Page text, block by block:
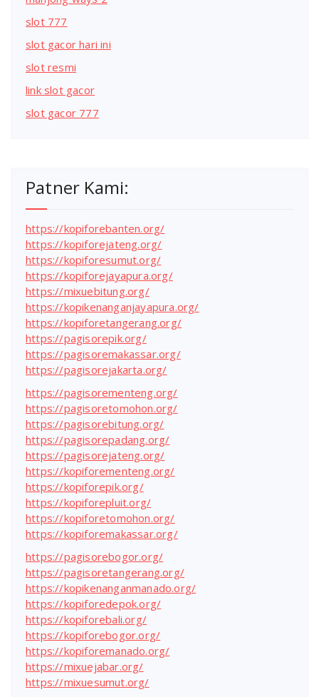
slot 777
slot gacor hari ini
slot resmi
link slot gacor
slot gacor 777
Patner Kami:
https://kopiforebanten.org/
https://kopiforejateng.org/
https://kopiforesumut.org/
https://kopiforejayapura.org/
https://mixuebitung.org/
https://kopikenanganjayapura.org/
https://kopiforetangerang.org/
https://pagisorepik.org/
https://pagisoremakassar.org/
https://pagisorejakarta.org/
https://pagisorementeng.org/
https://pagisoretomohon.org/
https://pagisorebitung.org/
https://pagisorepadang.org/
https://pagisorejateng.org/
https://kopiforementeng.org/
https://kopiforepik.org/
https://kopiforepluit.org/
https://kopiforetomohon.org/
https://kopiforemakassar.org/
https://pagisorebogor.org/
https://pagisoretangerang.org/
https://kopikenanganmanado.org/
https://kopiforedepok.org/
https://kopiforebali.org/
https://kopiforebogor.org/
https://kopiforemanado.org/
https://mixuejabar.org/
https://mixuesumut.org/